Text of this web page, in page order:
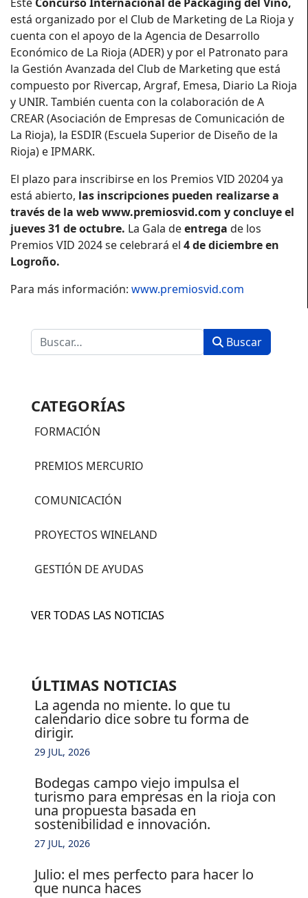
está organizado por el Club de Marketing de La Rioja y
cuenta con el apoyo de la Agencia de Desarrollo
Económico de La Rioja (ADER) y por el Patronato para
la Gestión Avanzada del Club de Marketing que está
compuesto por Rivercap, Argraf, Emesa, Diario La Rioja
y UNIR. También cuenta con la colaboración de A
CREAR (Asociación de Empresas de Comunicación de
La Rioja), la ESDIR (Escuela Superior de Diseño de la
Rioja) e IPMARK.
El plazo para inscribirse en los Premios VID 20204 ya
está abierto, las inscripciones pueden realizarse a
través de la web www.premiosvid.com y concluye el
jueves 31 de octubre. La Gala deentrega de los
Premios VID 2024 se celebrará el 4 de diciembre en
Logroño.
Para más información: www.premiosvid.com
Buscar Buscar
CATEGORÍAS
FORMACIÓN
PREMIOS MERCURIO
COMUNICACIÓN
PROYECTOS WINELAND
GESTIÓN DE AYUDAS
VER TODAS LAS NOTICIAS
ÚLTIMAS NOTICIAS
la agenda no miente. lo que tu
calendario dice sobre tu forma de
dirigir.
29 JUL, 2026
bodegas campo viejo impulsa el
turismo para empresas en la rioja con
una propuesta basada en
sostenibilidad e innovación.
27 JUL, 2026
julio: el mes perfecto para hacer lo
que nunca haces